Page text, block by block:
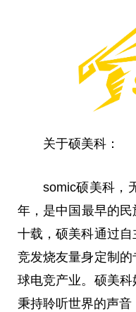
关于硕美科：
somic硕美科，
年，是中国 最早的民
十载，硕美科通过
竞发烧友量身定制
球电竞产业。硕美科
秉持聆听世界的声音